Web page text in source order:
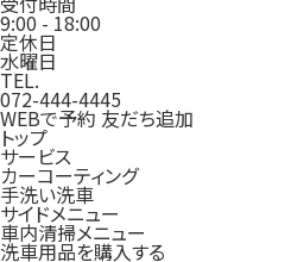
9:00 -18:00
定休日
水曜日
TEL.
072-444-4445
WEBで予約 友だち追加
トップ
サービス
カーコーティング
手洗い洗車
サイドメニュー
車内清掃メニュー
洗車用品を購入する